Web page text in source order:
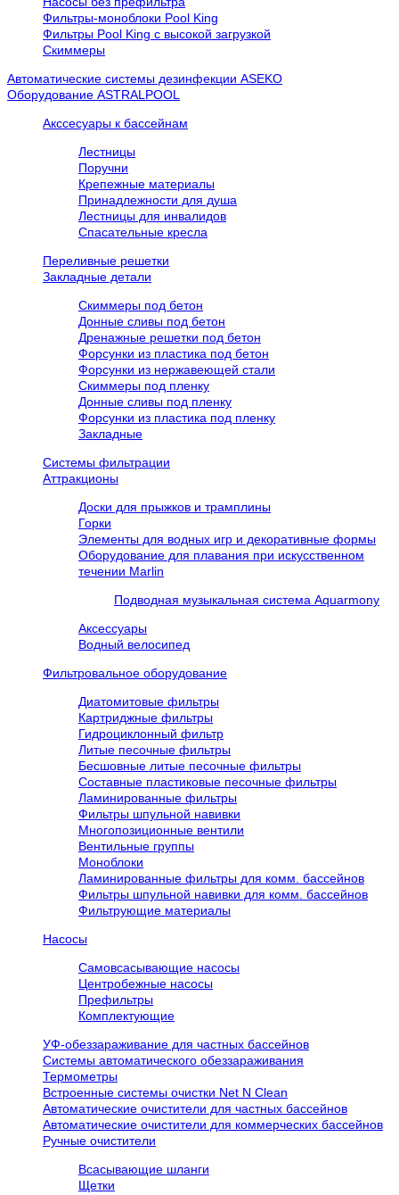
Фильтры-моноблоки Pool King
Фильтры Pool King с высокой загрузкой
Скиммеры
Автоматические системы дезинфекции ASEKO
Оборудование ASTRALPOOL
Акссесуары к бассейнам
Лестницы
Поручни
Крепежные материалы
Принадлежности для душа
Лестницы для инвалидов
Спасательные кресла
Переливные решетки
Закладные детали
Скиммеры под бетон
Донные сливы под бетон
Дренажные решетки под бетон
Форсунки из пластика под бетон
Форсунки из нержавеющей стали
Скиммеры под пленку
Донные сливы под пленку
Форсунки из пластика под пленку
Закладные
Системы фильтрации
Аттракционы
Доски для прыжков и трамплины
Горки
Элементы для водных игр и декоративные формы
Оборудование для плавания при искусственном
течении Marlin
Подводная музыкальная система Aquarmony
Аксессуары
Водный велосипед
Фильтровальное оборудование
Диатомитовые фильтры
Картриджные фильтры
Гидроциклонный фильтр
Литые песочные фильтры
Бесшовные литые песочные фильтры
Составные пластиковые песочные фильтры
Ламинированные фильтры
Фильтры шпульной навивки
Многопозиционные вентили
Вентильные группы
Моноблоки
Ламинированные фильтры для комм. бассейнов
Фильтры шпульной навивки для комм. бассейнов
Фильтрующие материалы
Насосы
Самовсасывающие насосы
Центробежные насосы
Префильтры
Комплектующие
УФ-обеззараживание для частных бассейнов
Системы автоматического обеззараживания
Термометры
Встроенные системы очистки Net N Clean
Автоматические очистители для частных бассейнов
Автоматические очистители для коммерческих бассейнов
Ручные очистители
Всасывающие шланги
Щетки